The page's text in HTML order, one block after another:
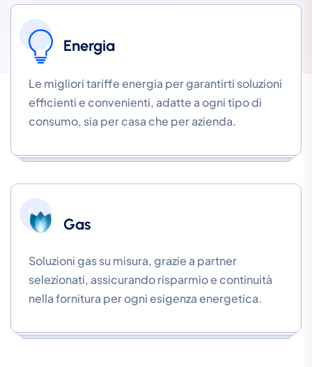
Energia
Le migliori tariffe energia per garantirti soluzioni
efficienti e convenienti, adatte a ogni tipo di
consumo, sia per casa che per azienda.
Gas
Soluzioni gas su misura, grazie a partner
selezionati, assicurando risparmio e continuità
nella fornitura per ogni esigenza energetica.